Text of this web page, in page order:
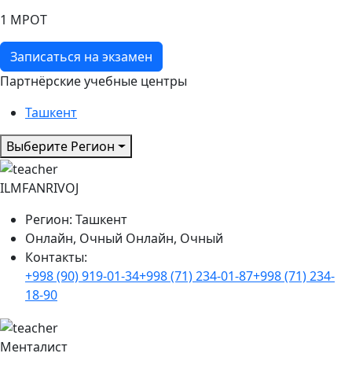
1 МРОТ
Записаться на экзамен
Партнёрские учебные центры
Ташкент
Выберите Регион
ILMFANRIVOJ
Регион: Ташкент
Онлайн, Очный Онлайн, Очный
Контакты:
+998 (90) 919-01-34+998 (71) 234-01-87+998 (71) 234-
18-90
Менталист